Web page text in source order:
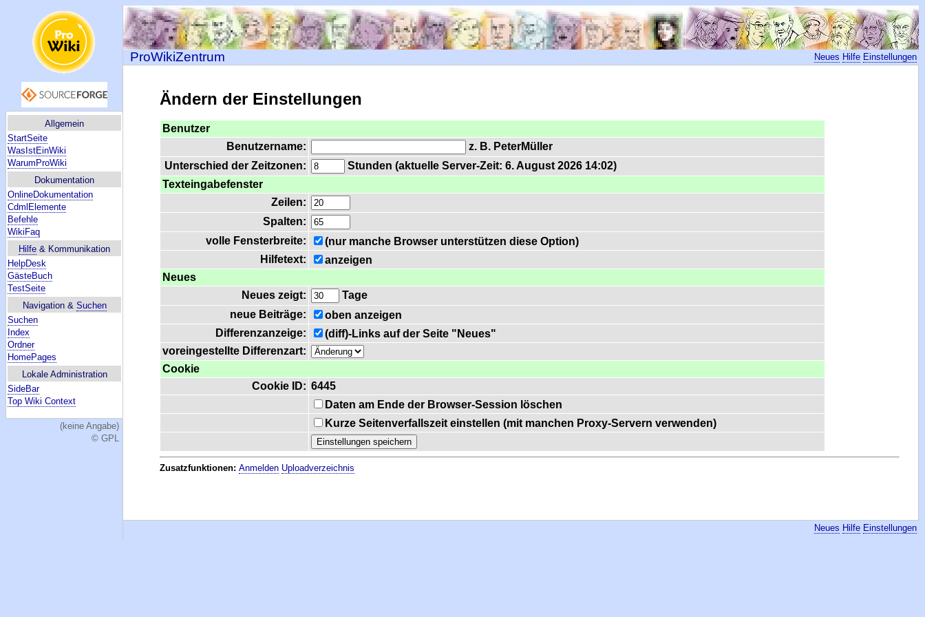
Allgemein
StartSeite
WasIstEinWiki
WarumProWiki
Dokumentation
OnlineDokumentation
CdmlElemente
Befehle
WikiFaq
Hilfe & Kommunikation
HelpDesk
GästeBuch
TestSeite
Navigation & Suchen
Suchen
Index
Ordner
HomePages
Lokale Administration
SideBar
Top Wiki Context
(keine Angabe)
© GPL
ProWikiZentrum Neues Hilfe Einstellungen
Ändern der Einstellungen
Benutzer
Benutzername:
z. B. PeterMüller
Unterschied der Zeitzonen:
Stunden (aktuelle Server-Zeit: 6. August 2026 14:02)
Texteingabefenster
Zeilen:
Spalten:
volle Fensterbreite:
(nur manche Browser unterstützen diese Option)
Hilfetext:
anzeigen
Neues
Neues zeigt:
Tage
neue Beiträge:
oben anzeigen
Differenzanzeige:
(diff)-Links auf der Seite "Neues"
voreingestellte Differenzart:
Cookie
Cookie ID: 6445
Daten am Ende der Browser-Session löschen
Kurze Seitenverfallszeit einstellen (mit manchen Proxy-Servern verwenden)
Zusatzfunktionen:Anmelden Uploadverzeichnis
Neues Hilfe Einstellungen